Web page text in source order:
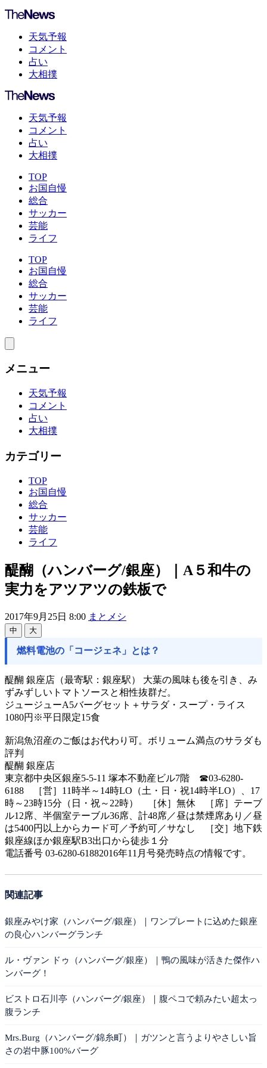
天気予報
コメント
占い
大相撲
天気予報
コメント
占い
大相撲
TOP
お国自慢
総合
サッカー
芸能
ライフ
TOP
お国自慢
総合
サッカー
芸能
ライフ
メニュー
天気予報
コメント
占い
大相撲
カテゴリー
TOP
お国自慢
総合
サッカー
芸能
ライフ
醍醐（ハンバーグ/銀座）｜A５和牛の
実力をアツアツの鉄板で
2017年9月25日 8:00 まとメシ
中 大
燃料電池の「コージェネ」とは？
醍醐 銀座店（最寄駅：銀座駅） 大葉の風味も後を引き、み
ずみずしいトマトソースと相性抜群だ。
ジュージューA5バーグセット＋サラダ・スープ・ライス
1080円※平日限定15食
新潟魚沼産のご飯はお代わり可。ボリューム満点のサラダも
評判
醍醐 銀座店
東京都中央区銀座5-5-11 塚本不動産ビル7階 ☎03-6280-
6188 ［営］11時半～14時LO（土・日・祝14時半LO）、17
時～23時15分（日・祝～22時） ［休］無休 ［席］テーブ
ル12席、半個室テーブル36席、計48席／昼は禁煙席あり／昼
は5400円以上からカード可／予約可／サなし ［交］地下鉄
銀座線ほか銀座駅B3出口から徒歩１分
電話番号 03-6280-61882016年11月号発売時点の情報です。
関連記事
銀座みやけ家（ハンバーグ/銀座）｜ワンプレートに込めた銀座
の良心ハンバーグランチ
ル・ヴァン ドゥ（ハンバーグ/銀座）｜鴨の風味が活きた傑作ハ
ンバーグ！
ビストロ石川亭（ハンバーグ/銀座）｜腹ペコで頼みたい超太っ
腹ランチ
Mrs.Burg（ハンバーグ/錦糸町）｜ガツンと言うよりやさしい旨
さの岩中豚100%バーグ